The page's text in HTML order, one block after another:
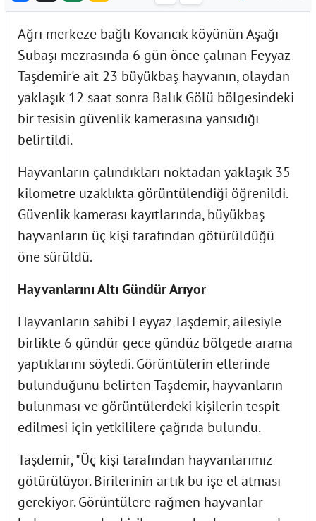
Ağrı merkeze bağlı Kovancık köyünün Aşağı
Subaşı mezrasında 6 gün önce çalınan Feyyaz
Taşdemir'e ait 23 büyükbaş hayvanın, olaydan
yaklaşık 12 saat sonra Balık Gölü bölgesindeki
bir tesisin güvenlik kamerasına yansıdığı
belirtildi.
Hayvanların çalındıkları noktadan yaklaşık 35
kilometre uzaklıkta görüntülendiği öğrenildi.
Güvenlik kamerası kayıtlarında, büyükbaş
hayvanların üç kişi tarafından götürüldüğü
öne sürüldü.
Hayvanlarını Altı Gündür Arıyor
Hayvanların sahibi Feyyaz Taşdemir, ailesiyle
birlikte 6 gündür gece gündüz bölgede arama
yaptıklarını söyledi. Görüntülerin ellerinde
bulunduğunu belirten Taşdemir, hayvanların
bulunması ve görüntülerdeki kişilerin tespit
edilmesi için yetkililere çağrıda bulundu.
Taşdemir, "Üç kişi tarafından hayvanlarımız
götürülüyor. Birilerinin artık bu işe el atması
gerekiyor. Görüntülere rağmen hayvanlar